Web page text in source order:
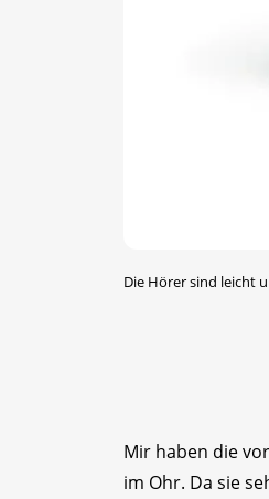
Die Hörer sind leicht
Mir haben die
im Ohr. Da sie